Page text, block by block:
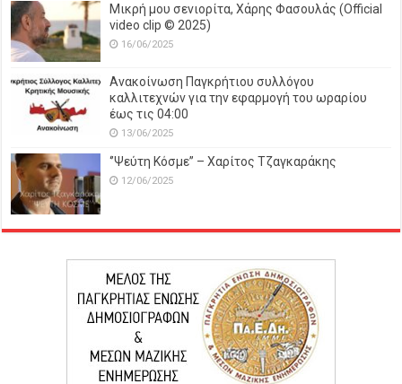
Μικρή μου σενιορίτα, Χάρης Φασουλάς (Official
video clip © 2025)
16/06/2025
Ανακοίνωση Παγκρήτιου συλλόγου
καλλιτεχνών για την εφαρμογή του ωραρίου
έως τις 04:00
13/06/2025
‘’Ψεύτη Κόσμε’’ – Χαρίτος Τζαγκαράκης
12/06/2025